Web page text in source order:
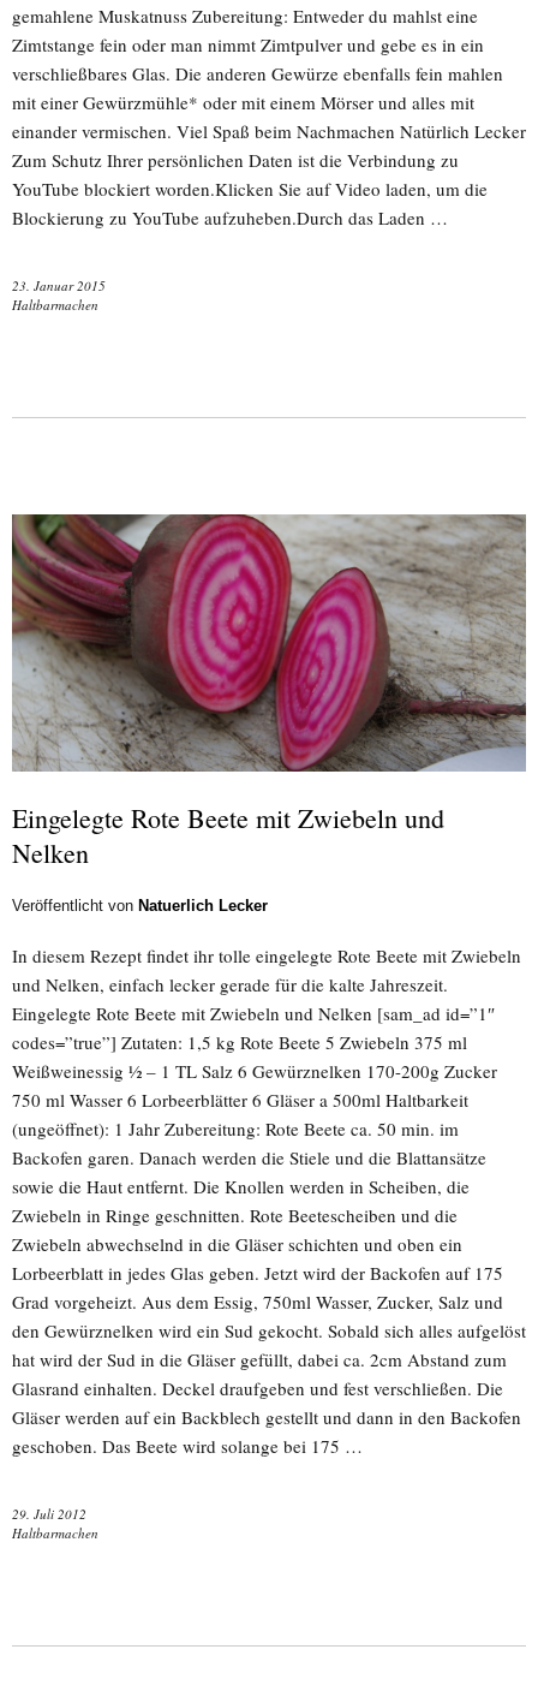
gemahlene Muskatnuss Zubereitung: Entweder du mahlst eine
Zimtstange fein oder man nimmt Zimtpulver und gebe es in ein
verschließbares Glas. Die anderen Gewürze ebenfalls fein mahlen
mit einer Gewürzmühle* oder mit einem Mörser und alles mit
einander vermischen. Viel Spaß beim Nachmachen Natürlich Lecker
Zum Schutz Ihrer persönlichen Daten ist die Verbindung zu
YouTube blockiert worden.Klicken Sie auf Video laden, um die
Blockierung zu YouTube aufzuheben.Durch das Laden …
23. Januar 2015
Haltbarmachen
Eingelegte Rote Beete mit Zwiebeln und
Nelken
Veröffentlicht von Natuerlich Lecker
In diesem Rezept findet ihr tolle eingelegte Rote Beete mit Zwiebeln
und Nelken, einfach lecker gerade für die kalte Jahreszeit.
Eingelegte Rote Beete mit Zwiebeln und Nelken [sam_ad id=”1″
codes=”true”] Zutaten: 1,5 kg Rote Beete 5 Zwiebeln 375 ml
Weißweinessig ½ – 1 TL Salz 6 Gewürznelken 170-200g Zucker
750 ml Wasser 6 Lorbeerblätter 6 Gläser a 500ml Haltbarkeit
(ungeöffnet): 1 Jahr Zubereitung: Rote Beete ca. 50 min. im
Backofen garen. Danach werden die Stiele und die Blattansätze
sowie die Haut entfernt. Die Knollen werden in Scheiben, die
Zwiebeln in Ringe geschnitten. Rote Beetescheiben und die
Zwiebeln abwechselnd in die Gläser schichten und oben ein
Lorbeerblatt in jedes Glas geben. Jetzt wird der Backofen auf 175
Grad vorgeheizt. Aus dem Essig, 750ml Wasser, Zucker, Salz und
den Gewürznelken wird ein Sud gekocht. Sobald sich alles aufgelöst
hat wird der Sud in die Gläser gefüllt, dabei ca. 2cm Abstand zum
Glasrand einhalten. Deckel draufgeben und fest verschließen. Die
Gläser werden auf ein Backblech gestellt und dann in den Backofen
geschoben. Das Beete wird solange bei 175 …
29. Juli 2012
Haltbarmachen